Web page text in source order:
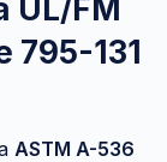
UL/FM
795-131
ASTM A-536